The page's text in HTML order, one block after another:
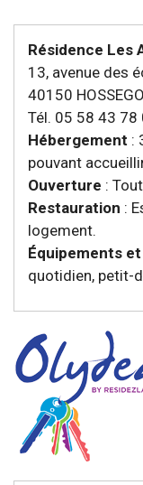
Résidence Les
13, avenue des
40150
Tél. 05 58 43 78
Hébergement :
pouvant
Ouverture :
Restauration :
logement.
Équipements
quotidien, petit-